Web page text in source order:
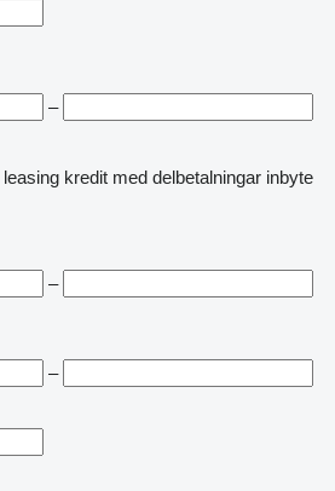
–
leasing kredit med delbetalningar inbyte
–
–